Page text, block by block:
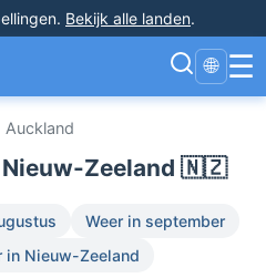
. Bekijk alle landen.
🌐 ☰
Auckland
Nieuw-Zeeland 🇳🇿
Weer in september
in Nieuw-Zeeland